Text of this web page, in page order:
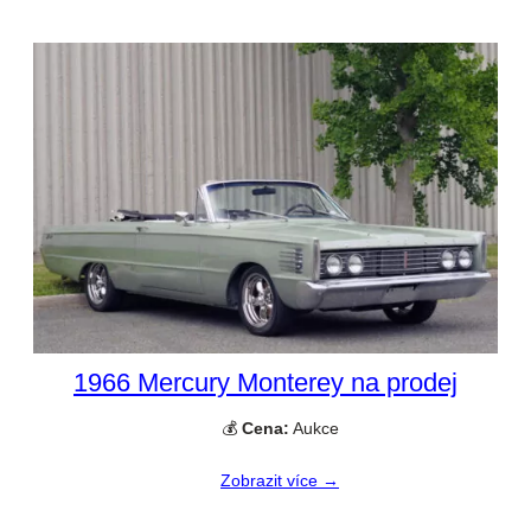
1966 Mercury Monterey na prodej
💰 Cena: Aukce
Zobrazit více →